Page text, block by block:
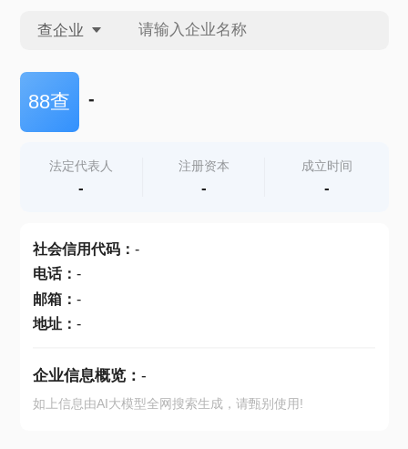
查企业
查企业
查产地
88查 -
法定代表人
-
注册资本
-
成立时间
-
社会信用代码： -
电话： -
邮箱： -
地址： -
企业信息概览： -
如上信息由AI大模型全网搜索生成，请甄别使用!